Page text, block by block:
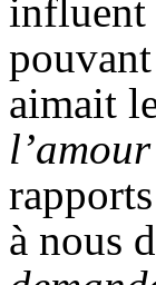
influent
aimait
à nous